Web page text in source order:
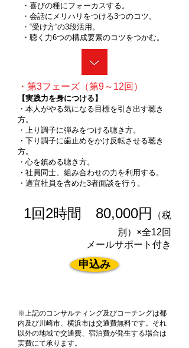
・喜びの種にフォーカスする。
・会話にメリハリをつける3つのコツ。
・“受け方“の3段活用。
・聴く力6つの構成要素のコツをつかむ。
・第3フェーズ（第9～12回）
【実践力を身につける】
・本人がやる気になる目標を引き出す聴き
方。
・上り調子に弾みをつける聴き方。
・下り調子に歯止めをかけ反転させる聴き
方。
・心を鎮める聴き方。
・社員同士、組み合わせの力を利用する。
・適宜社員を含めた3者面談を行う。
1回2時間 80,000円
（税
別）×全12回
メールサポート付き
申込み
※上記のコンサルティング及びコーチングは都
内及び川崎市、横浜市は交通費無料です。それ
以外の地域で交通費、宿泊費が発生する場合は
実費にて承ります。